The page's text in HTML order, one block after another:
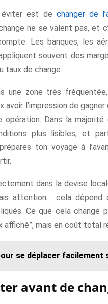
éviter est de changer de
ne se valent pas, et
Les banques, les
souvent des
taux de change.
une zone très
avoir l’impression de
opération. Dans la
plus lisibles, et
ton voyage à
dans la devise
attention : cela
Ce que cela change
affiché”, mais en coût total
se déplacer facilement
avant de